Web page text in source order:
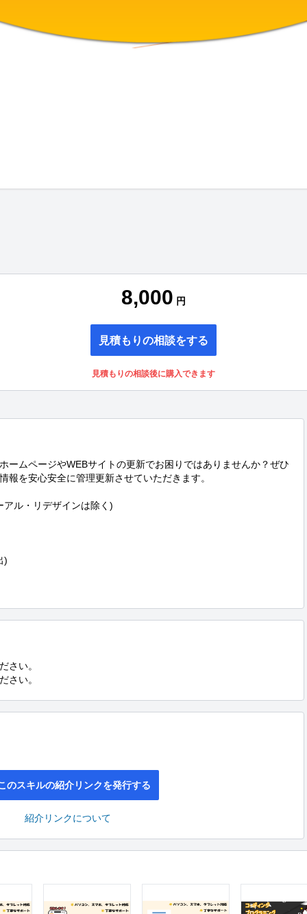
8,000 円
見積もりの相談をする
見積もりの相談後に購入できます
ームページやWEBサイトの更新でお困りではありませんか？ぜひ
報を安心安全に管理更新させていただきます。
ル・リデザインは除く)
)
さい。
さい。
のスキルの紹介リンクを発行する
紹介リンクについて